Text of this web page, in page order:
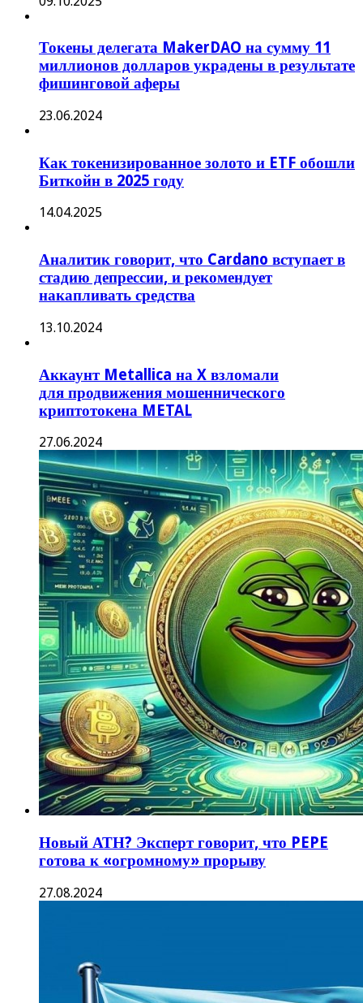
Токены делегата MakerDAO на сумму 11
миллионов долларов украдены в результате
фишинговой аферы
23.06.2024
Как токенизированное золото и ETF обошли
Биткойн в 2025 году
14.04.2025
Аналитик говорит, что Cardano вступает в
стадию депрессии, и рекомендует
накапливать средства
13.10.2024
Аккаунт Metallica на X взломали
для продвижения мошеннического
криптотокена METAL
27.06.2024
Новый АТН? Эксперт говорит, что PEPE
готова к «огромному» прорыву
27.08.2024